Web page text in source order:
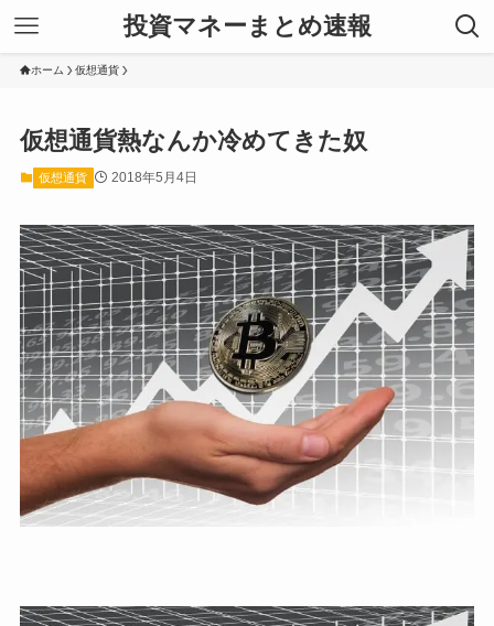
投資マネーまとめ速報
ホーム 仮想通貨
仮想通貨熱なんか冷めてきた奴
仮想通貨 2018年5月4日